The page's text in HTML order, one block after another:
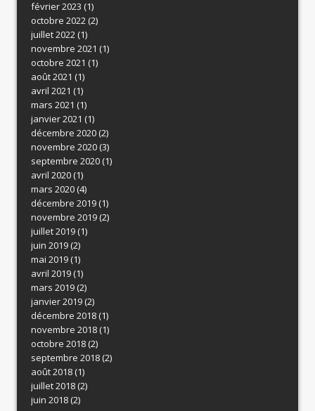
février 2023 (1)
octobre 2022(2)
juillet 2022(1)
novembre 2021 (1)
octobre 2021 (1)
août 2021 (1)
avril 2021 (1)
mars 2021 (1)
janvier 2021 (1)
décembre 2020(2)
novembre 2020(3)
septembre 2020(1)
avril 2020(1)
mars 2020(4)
décembre 2019(1)
novembre 2019(2)
juillet 2019(1)
juin 2019(2)
mai 2019(1)
avril 2019(1)
mars 2019(2)
janvier 2019(2)
décembre 2018(1)
novembre 2018(1)
octobre 2018(2)
septembre 2018(2)
août 2018(1)
juillet 2018(2)
juin 2018(2)